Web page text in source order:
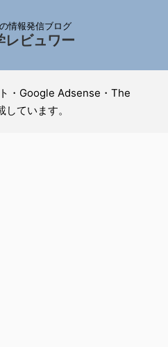
情報発信ブログ
レビュワー
・Google Adsense・The
ています。